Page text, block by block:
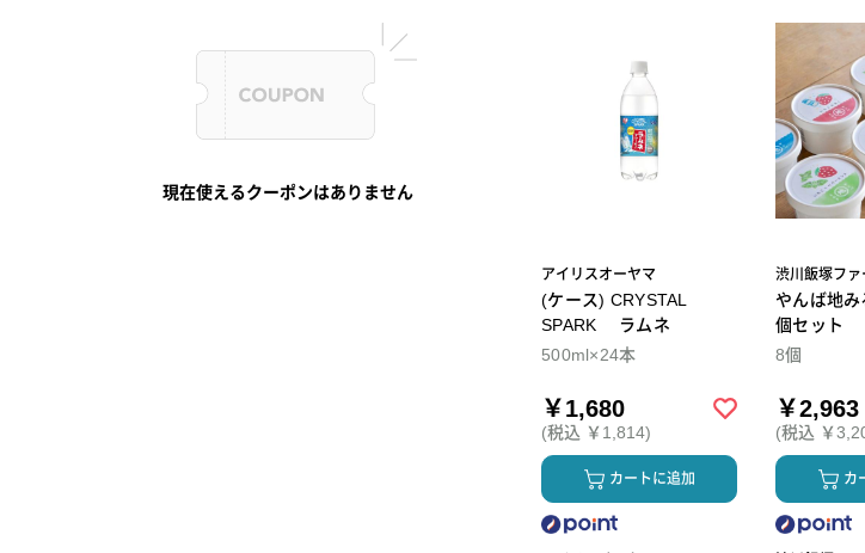
現在使えるクーポンはありません
アイリスオーヤマ
(ケース) CRYSTAL
SPARK ラムネ
500ml×24本
￥1,680
(税込 ￥1,814)
カートに追加
渋川飯塚ファ
やんば地
個セット
8個
￥2,963
(税込 ￥
カ